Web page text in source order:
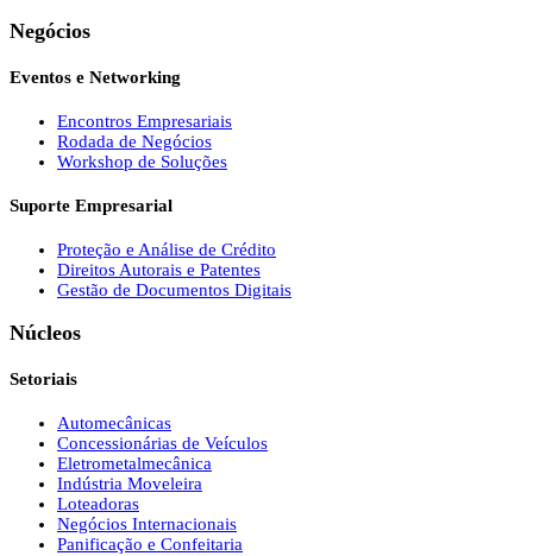
Negócios
Eventos e Networking
Encontros Empresariais
Rodada de Negócios
Workshop de Soluções
Suporte Empresarial
Proteção e Análise de Crédito
Direitos Autorais e Patentes
Gestão de Documentos Digitais
Núcleos
Setoriais
Automecânicas
Concessionárias de Veículos
Eletrometalmecânica
Indústria Moveleira
Loteadoras
Negócios Internacionais
Panificação e Confeitaria